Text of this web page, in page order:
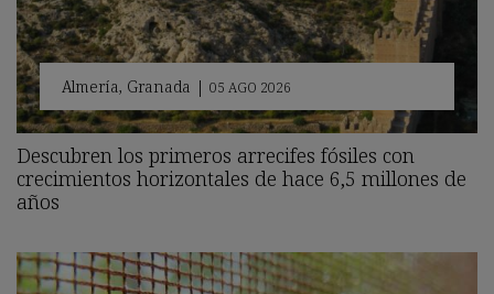
Almería, Granada | 05 AGO 2026
Descubren los primeros arrecifes fósiles con
crecimientos horizontales de hace 6,5 millones de
años